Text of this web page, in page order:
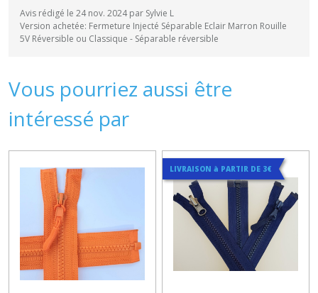
Avis rédigé le 24 nov. 2024 par Sylvie L
Version achetée: Fermeture Injecté Séparable Eclair Marron Rouille
5V Réversible ou Classique - Séparable réversible
Vous pourriez aussi être
intéressé par
LIVRAISON à PARTIR DE 3€